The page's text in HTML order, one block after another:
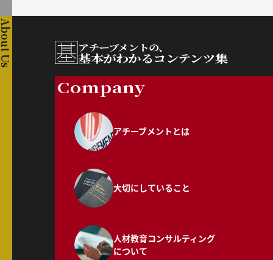
Us アチーブメントの、
基本がわかるコンテンツ集
Company
アチーブメントとは
大切にしていること
人材教育コンサルティング
について